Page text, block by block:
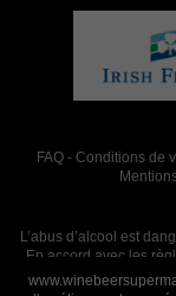
FAQ - Conditions de
L’abus d’alcool est
En accord avec les
interdite aux mineurs,